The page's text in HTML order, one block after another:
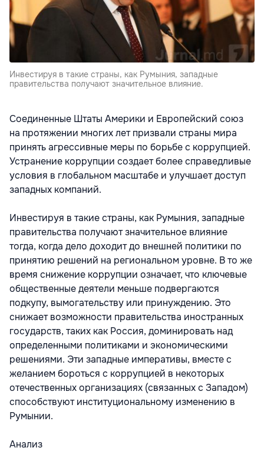
Инвестируя в такие страны, как Румыния, западные
правительства получают значительное влияние.
Соединенные Штаты Америки и Европейский союз
на протяжении многих лет призвали страны мира
принять агрессивные меры по борьбе с коррупцией.
Устранение коррупции создает более справедливые
условия в глобальном масштабе и улучшает доступ
западных компаний.
Инвестируя в такие страны, как Румыния, западные
правительства получают значительное влияние
тогда, когда дело доходит до внешней политики по
принятию решений на региональном уровне. В то же
время снижение коррупции означает, что ключевые
общественные деятели меньше подвергаются
подкупу, вымогательству или принуждению. Это
снижает возможности правительства иностранных
государств, таких как Россия, доминировать над
определенными политиками и экономическими
решениями. Эти западные императивы, вместе с
желанием бороться с коррупцией в некоторых
отечественных организациях (связанных с Западом)
способствуют институциональному изменению в
Румынии.
Анализ